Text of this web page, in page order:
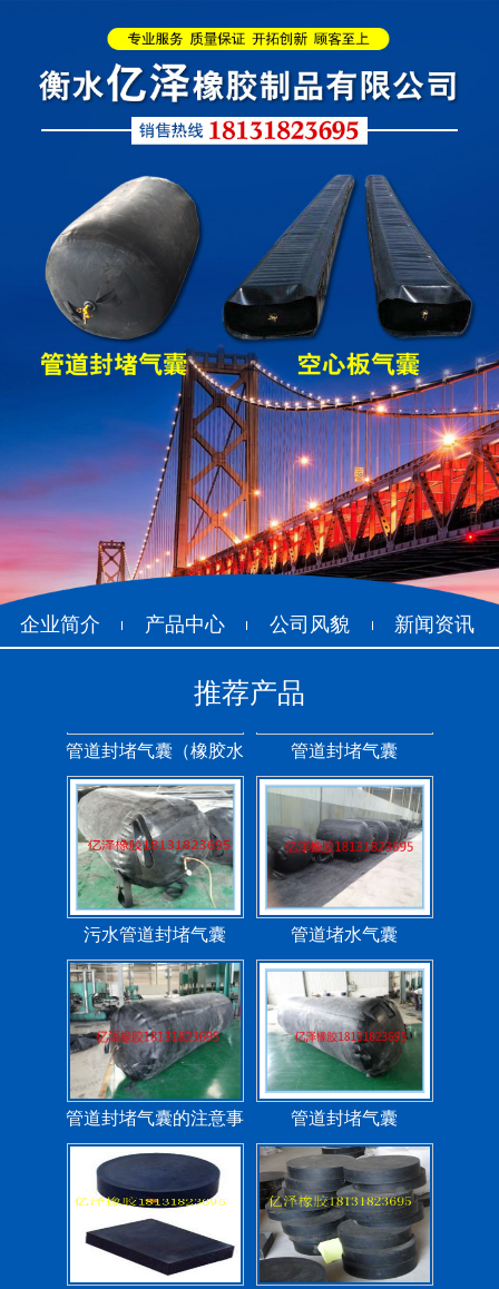
企业简介 产品中心 公司风貌 新闻资讯
推荐产品
管道封堵气囊（橡胶水
堵）
管道封堵气囊
污水管道封堵气囊 管道堵水气囊
管道封堵气囊的注意事
项
管道封堵气囊
矩形板式橡胶支座 圆形板式橡胶支座
圆形四氟板橡胶支座
矩形四氟板滑动橡胶支